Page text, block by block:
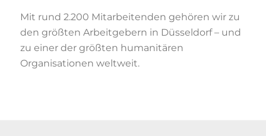
Mit rund 2.200 Mitarbeitenden gehören wir zu
den größten Arbeitgebern in Düsseldorf – und
zu einer der größten humanitären
Organisationen weltweit.